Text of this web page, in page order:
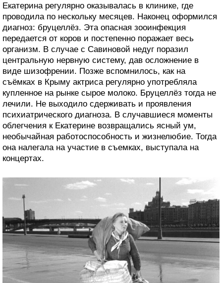
Екатерина регулярно оказывалась в клинике, где
проводила по нескольку месяцев. Наконец оформился
диагноз: бруцеллёз. Эта опасная зооинфекция
передается от коров и постепенно поражает весь
организм. В случае с Савиновой недуг поразил
центральную нервную систему, дав осложнение в
виде шизофрении. Позже вспомнилось, как на
съёмках в Крыму актриса регулярно употребляла
купленное на рынке сырое молоко. Бруцеллёз тогда не
лечили. Не выходило сдерживать и проявления
психиатрического диагноза. В случавшиеся моменты
облегчения к Екатерине возвращались ясный ум,
необычайная работоспособность и жизнелюбие. Тогда
она налегала на участие в съемках, выступала на
концертах.